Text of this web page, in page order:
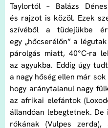
Taylortól – Balázs
és rajzot is közöl. Ezek
szívéből a tüdejükbe
egy „hőcserélőn” a
párolgás miatt, 40°C-ra
az agyukba. Eddig úgy
a nagy hőség ellen már
hogy aránytalanul nagy
az afrikai elefántok
állandóan lebegtetnek. De
rókának (Vulpes